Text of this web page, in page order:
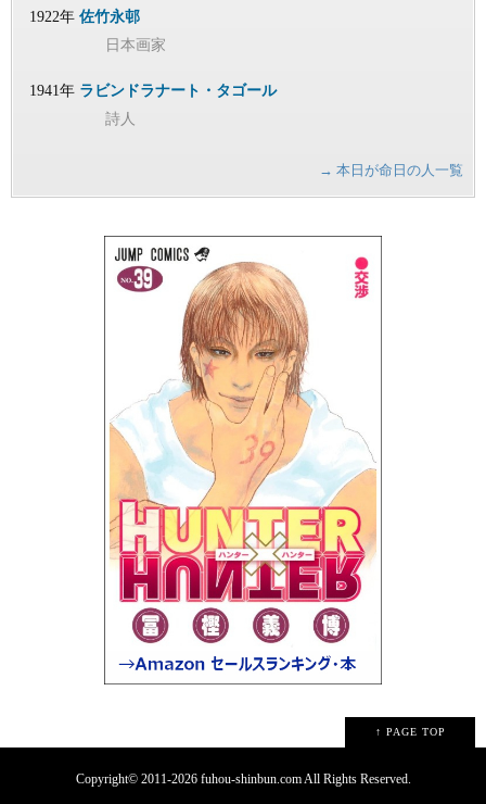
1922年 佐竹永邨
日本画家
1941年 ラビンドラナート・タゴール
詩人
→ 本日が命日の人一覧
↑ PAGE TOP
Copyright© 2011-2026 fuhou-shinbun.com All Rights Reserved.